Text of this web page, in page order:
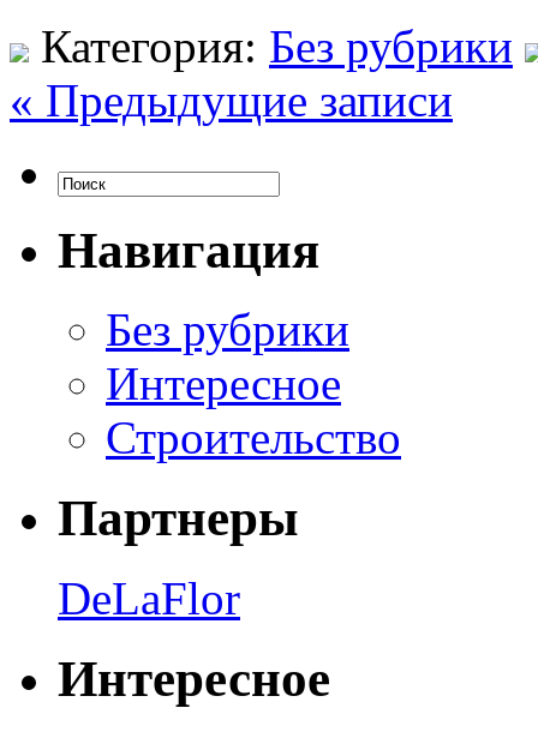
Категория: Без рубрики
« Предыдущие записи
Навигация
Без рубрики
Интересное
Строительство
Партнеры
DeLaFlor
Интересное